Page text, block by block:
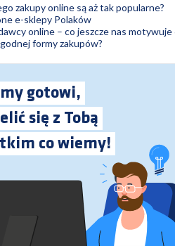
zakupy online są aż tak popularne?
e-sklepy Polaków
online – co jeszcze nas motywuje
formy zakupów?
gotowi,
się z Tobą
co wiemy!